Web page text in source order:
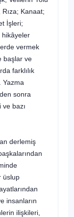
Kanaat;
İşleri;
hikâyeler
vermek
başlar ve
farklılık
Yazma
sonra
bazı
derlemiş
üslup
insanların
ilişkileri,